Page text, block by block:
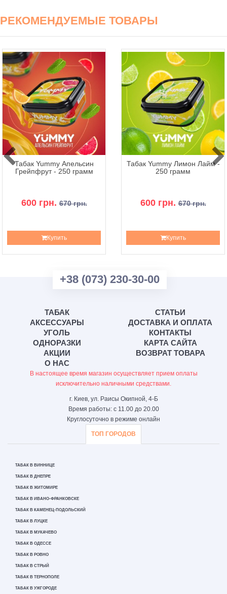
РЕКОМЕНДУЕМЫЕ ТОВАРЫ
Табак Yummy Апельсин
Грейпфрут - 250 грамм
600 грн. 670 грн.
Купить
Табак Yummy Лимон Лайм -
250 грамм
600 грн. 670 грн.
Купить
+38 (073) 230-30-00
ТАБАК
АКСЕССУАРЫ
УГОЛЬ
ОДНОРАЗКИ
АКЦИИ
О НАС
СТАТЬИ
ДОСТАВКА И ОПЛАТА
КОНТАКТЫ
КАРТА САЙТА
ВОЗВРАТ ТОВАРА
В настоящее время магазин осуществляет прием оплаты
исключительно наличными средствами.
г. Киев, ул. Раисы Окипной, 4-Б
Время работы: с 11.00 до 20.00
Круглосуточно в режиме онлайн
ТОП ГОРОДОВ
ТАБАК В ВИННИЦЕ
ТАБАК В ДНЕПРЕ
ТАБАК В ЖИТОМИРЕ
ТАБАК В ИВАНО-ФРАНКОВСКЕ
ТАБАК В КАМЕНЕЦ-ПОДОЛЬСКИЙ
ТАБАК В ЛУЦКЕ
ТАБАК В МУКАЧЕВО
ТАБАК В ОДЕССЕ
ТАБАК В РОВНО
ТАБАК В СТРЫЙ
ТАБАК В ТЕРНОПОЛЕ
ТАБАК В УЖГОРОДЕ